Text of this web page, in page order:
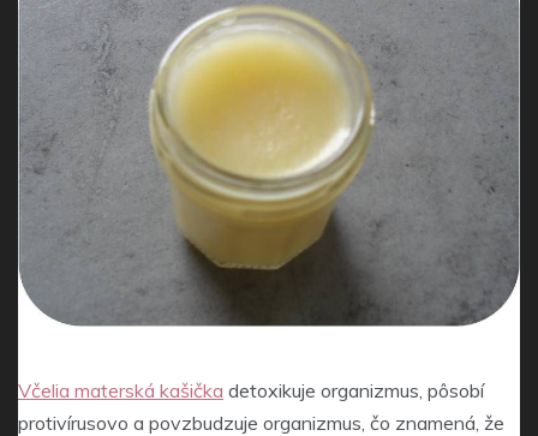
Včelia materská kašička detoxikuje organizmus, pôsobí
protivírusovo a povzbudzuje organizmus, čo znamená, že